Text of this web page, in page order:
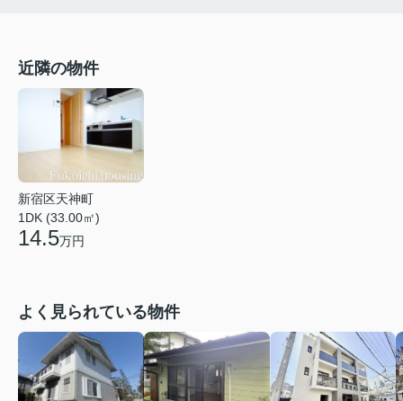
近隣の物件
新宿区天神町
1DK (33.00㎡)
14.5万円
よく見られている物件